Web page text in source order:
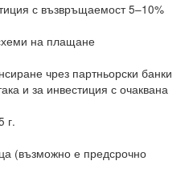
с възвръщаемост 5–10%
на плащане
чрез партньорски банки
и за инвестиция с очаквана
г.
(възможно е предсрочно